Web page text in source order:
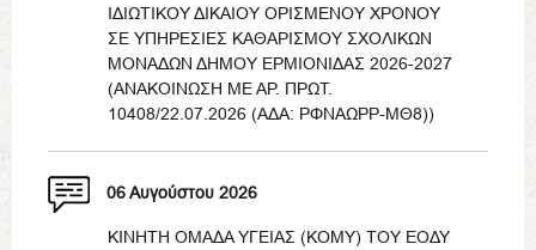
ΙΔΙΩΤΙΚΟΥ ΔΙΚΑΙΟΥ ΟΡΙΣΜΕΝΟΥ ΧΡΟΝΟΥ
ΣΕ ΥΠΗΡΕΣΙΕΣ ΚΑΘΑΡΙΣΜΟΥ ΣΧΟΛΙΚΩΝ
ΜΟΝΑΔΩΝ ΔΗΜΟΥ ΕΡΜΙΟΝΙΔΑΣ 2026-2027
(ΑΝΑΚΟΙΝΩΣΗ ΜΕ ΑΡ. ΠΡΩΤ.
10408/22.07.2026 (ΑΔΑ: ΡΦΝΑΩΡΡ-ΜΘ8))
06 Αυγούστου 2026
ΚΙΝΗΤΗ ΟΜΑΔΑ ΥΓΕΙΑΣ (ΚΟΜΥ) ΤΟΥ ΕΟΔΥ